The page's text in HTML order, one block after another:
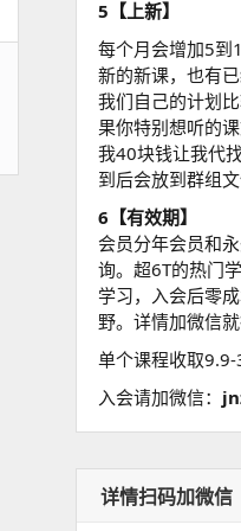
5【上新】
每个月会增加5到
新的新课，也有
我们自己的计划
果你特别想听的
我40块钱让我代
到后会放到群组
6【有效期】
会员分年会员和
询。超6T的热门
学习，入会后零
野。详情加微信就
单个课程收取9.9-
入会请加微信：
详情扫码加微信